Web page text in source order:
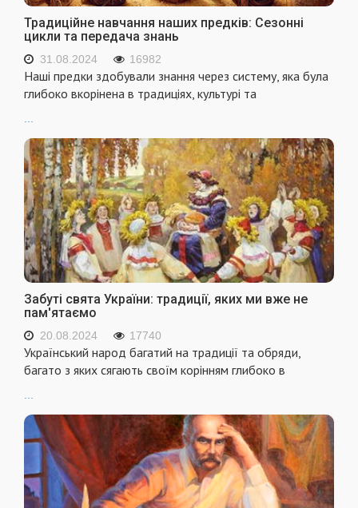
Традиційне навчання наших предків: Сезонні
цикли та передача знань
31.08.2024 16982
Наші предки здобували знання через систему, яка була
глибоко вкорінена в традиціях, культурі та
Забуті свята України: традиції, яких ми вже не
пам'ятаємо
20.08.2024 17740
Український народ багатий на традиції та обряди,
багато з яких сягають своїм корінням глибоко в